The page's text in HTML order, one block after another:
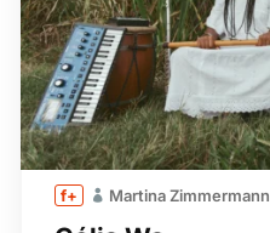
Martina Zimmermann